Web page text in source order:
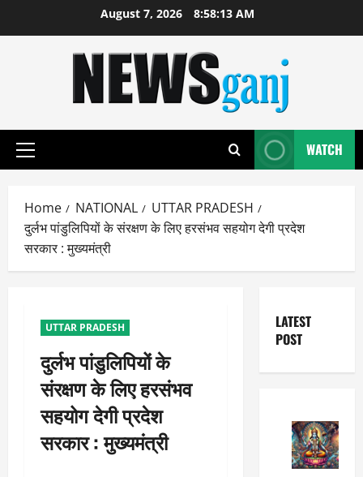
August 7, 2026 8:58:14 AM
Primary
WATCH
Home NATIONAL
UTTAR PRADESH
दुर्लभ पांडुलिपियों के संरक्षण के लिए हरसंभव सहयोग देगी प्रदेश
सरकार : मुख्यमंत्री
UTTAR PRADESH
दुर्लभ पांडुलिपियों के
संरक्षण के लिए हरसंभव
सहयोग देगी प्रदेश
सरकार : मुख्यमंत्री
LATEST
POST